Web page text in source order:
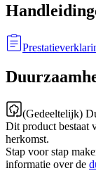
(Gedeeltelijk)
Dit product bestaat
herkomst.
Stap voor stap
informatie over de